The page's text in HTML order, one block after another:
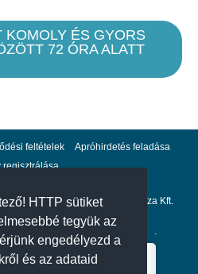
HTTP sütiket
tegyük az
engedélyezd a
és az adataid
KOMOLY ÉS GYORS
72 ÓRA ALATT
feltételek
Apróhirdetés feladása
regisztrálása
hahohajo.hu kiadója a GlobalPlaza Kft.
fizetési partnere az .